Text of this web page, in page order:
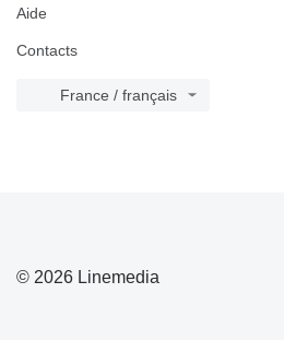
Aide
Contacts
France / français
© 2026 Linemedia